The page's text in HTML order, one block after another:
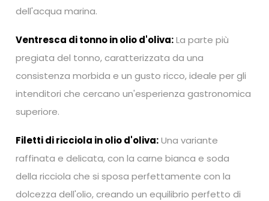
dell'acqua marina.
Ventresca di tonno in olio d'oliva:La parte più
pregiata del tonno, caratterizzata da una
consistenza morbida e un gusto ricco, ideale per gli
intenditori che cercano un'esperienza gastronomica
superiore.
Filetti di ricciola in olio d'oliva:Una variante
raffinata e delicata, con la carne bianca e soda
della ricciola che si sposa perfettamente con la
dolcezza dell'olio, creando un equilibrio perfetto di